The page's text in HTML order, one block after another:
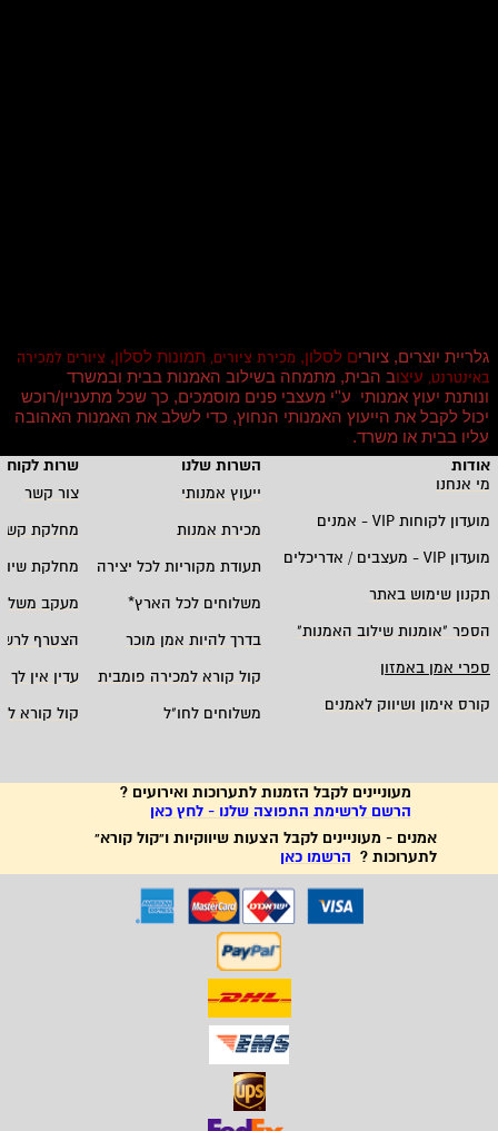
גלריית יוצרים, ציורים לסלון, מכירת ציורים, תמונות לסלון, ציורים למכירה
באינטרנט, עיצוב הבית, מתמחה בשילוב האמנות בבית ובמשרד
ונותנת יעוץ אמנותי ע''י מעצבי פנים מוסמכים, כך שכל מתעניין/רוכש
יכול לקבל את הייעוץ האמנותי הנחוץ, כדי לשלב את האמנות האהובה
עליו בבית או משרד.
אודות
השרות שלנו
שרות
מי אנחנו
ייעוץ אמנותי
צור קשר
מועדון לקוחותVIP - אמנים מכירת אמנות
מחלקת
מועדון
מעצבים / אדריכלים תעודת מקוריות לכל יצירה
מחלקת
תקנון שימוש באתר
משלוחים לכל הארץ*
מעקב
הספר "אומנות שילוב האמנות" בדרך להיות אמן מוכר
הצטרף
ספרי אמן באמזון
קול קורא למכירה פומבית
עדין אין לך
קורס אימון ושיווק לאמנים
משלוחים לחו"ל קול קורא
מעוניינים לקבל הזמנות לתערוכות ואירועים ?
הרשם לרשימת התפוצה שלנו - לחץ כאן
אמנים - מעוניינים לקבל הצעות שיווקיות ו"קול קורא"
לתערוכות ? הרשמו כאן